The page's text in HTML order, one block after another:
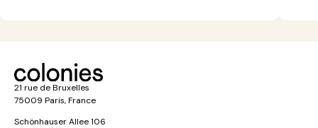
21 rue de Bruxelles
75009 Paris, France
Schönhauser Allee 106